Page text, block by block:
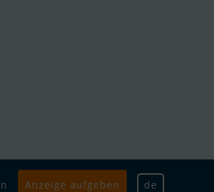
Anzeige aufgeben de